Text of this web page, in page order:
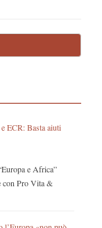
ECR: Basta aiuti
e Africa”
con Pro Vita &